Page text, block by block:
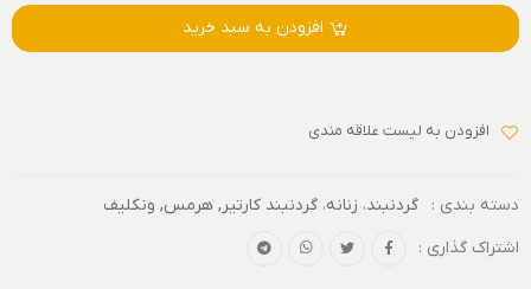
افزودن به سبد خرید
افزودن به لیست علاقه مندی
دسته بندی : گردنبند، زنانه، گردنبند کارتیر, هرمس, ونکلیف
اشتراک گذاری :